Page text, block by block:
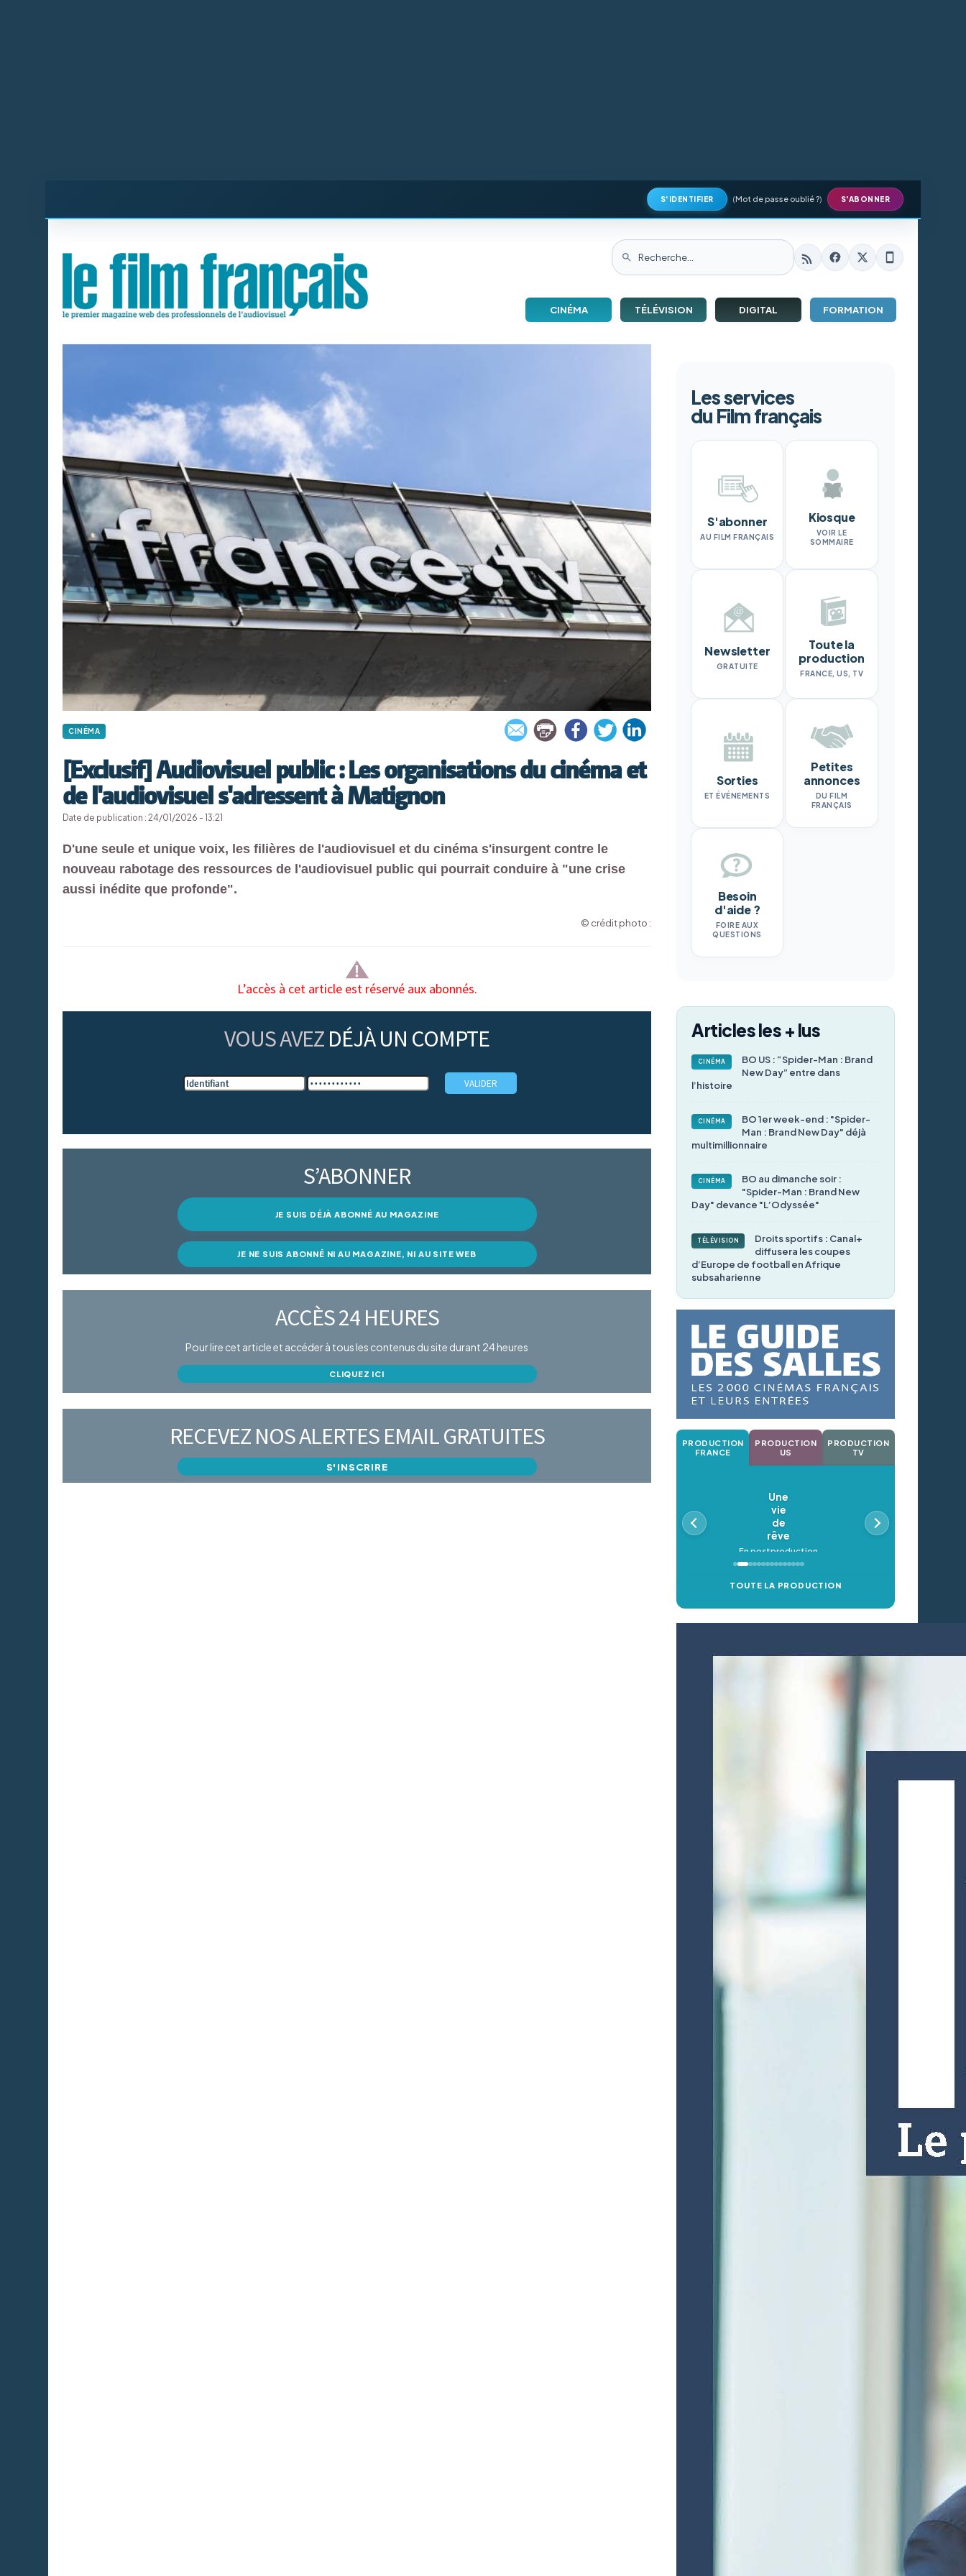
S'IDENTIFIER (Mot de passe oublié ?) S'ABONNER
CINÉMA TÉLÉVISION DIGITAL FORMATION
CINÉMA
[Exclusif] Audiovisuel public : Les organisations du cinéma et
de l'audiovisuel s'adressent à Matignon
Date de publication : 24/01/2026 - 13:21
D'une seule et unique voix, les filières de l'audiovisuel et du cinéma s'insurgent contre le
nouveau rabotage des ressources de l'audiovisuel public qui pourrait conduire à "une crise
aussi inédite que profonde".
© crédit photo :
L’accès à cet article est réservé aux abonnés.
VOUS AVEZ DÉJÀ UN COMPTE
S’ABONNER
JE SUIS DÉJÀ ABONNÉ AU MAGAZINE
JE NE SUIS ABONNÉ NI AU MAGAZINE, NI AU SITE WEB
ACCÈS 24 HEURES
Pour lire cet article et accéder à tous les contenus du site durant 24 heures
CLIQUEZ ICI
RECEVEZ NOS ALERTES EMAIL GRATUITES
S'INSCRIRE
Les services
du Film français
S'abonner
AU FILM FRANÇAIS
Kiosque
VOIR LE
SOMMAIRE
Newsletter
GRATUITE
Toute la
production
FRANCE, US, TV
Sorties
ET ÉVÉNEMENTS
Petites
annonces
DU FILM
FRANÇAIS
Besoin
d'aide ?
FOIRE AUX
QUESTIONS
Articles les + lus
CINÉMA
BO US : “Spider-Man : Brand
New Day” entre dans
l’histoire
CINÉMA
BO 1er week-end : "Spider-
Man : Brand New Day" déjà
multimillionnaire
CINÉMA
BO au dimanche soir :
"Spider-Man : Brand New
Day" devance "L’Odyssée"
TÉLÉVISION
Droits sportifs : Canal+
diffusera les coupes
d’Europe de football en Afrique
subsaharienne
PRODUCTION
FRANCE
PRODUCTION
US
PRODUCTION
TV
Une
vie
de
rêve
En postproduction
TOUTE LA PRODUCTION